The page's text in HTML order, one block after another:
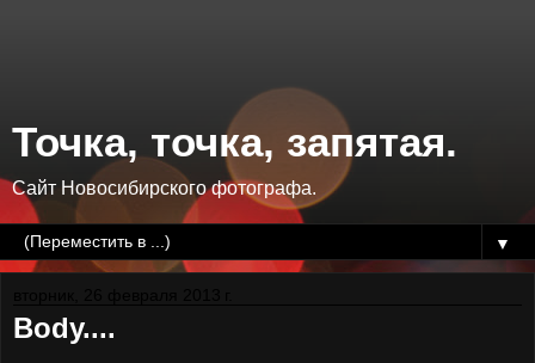
Точка, точка, запятая.
Сайт Новосибирского фотографа.
▼
Body....